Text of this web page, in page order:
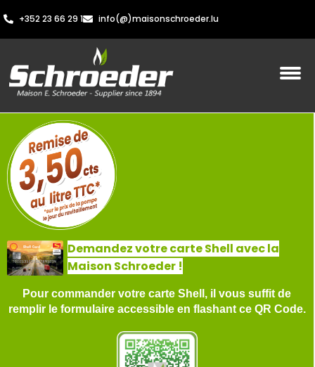
+352 23 66 29 1 info(@)maisonschroeder.lu
Demandez votre carte Shell avec la
Maison Schroeder !
Pour commander votre carte Shell, il vous suffit de
remplir le formulaire accessible en flashant ce QR Code.